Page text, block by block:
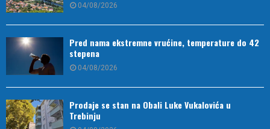
04/08/2026
Pred nama ekstremne vrućine, temperature do 42
stepena
04/08/2026
Prodaje se stan na Obali Luke Vukalovića u
Trebinju